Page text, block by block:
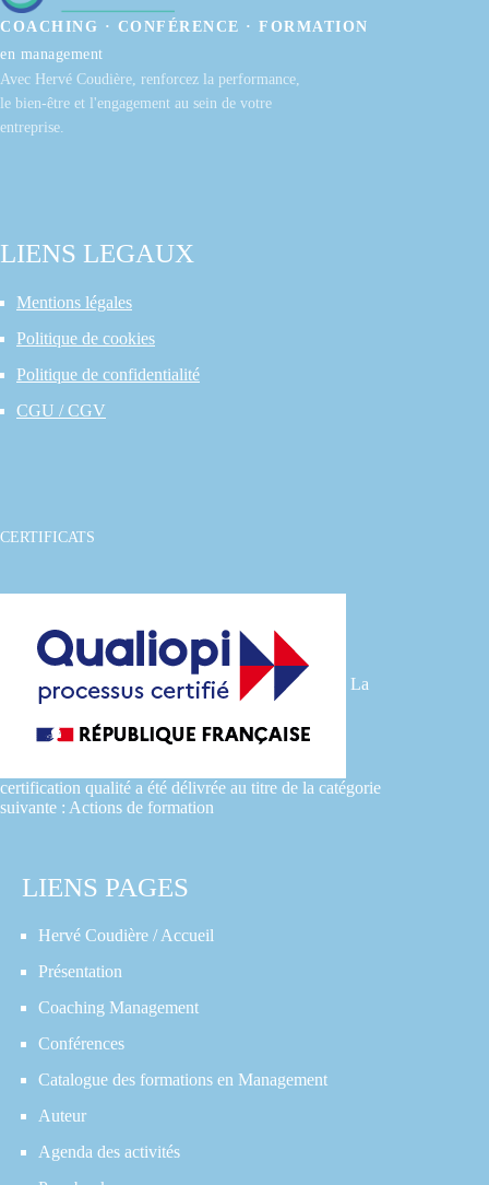
COACHING · CONFÉRENCE · FORMATION
en management
Avec Hervé Coudière, renforcez la performance,
le bien-être et l'engagement au sein de votre
entreprise.
LIENS LEGAUX
Mentions légales
Politique de cookies
Politique de confidentialité
CGU / CGV
CERTIFICATS
La
certification qualité a été délivrée au titre de la catégorie
suivante : Actions de formation
LIENS PAGES
Hervé Coudière / Accueil
Présentation
Coaching Management
Conférences
Catalogue des formations en Management
Auteur
Agenda des activités